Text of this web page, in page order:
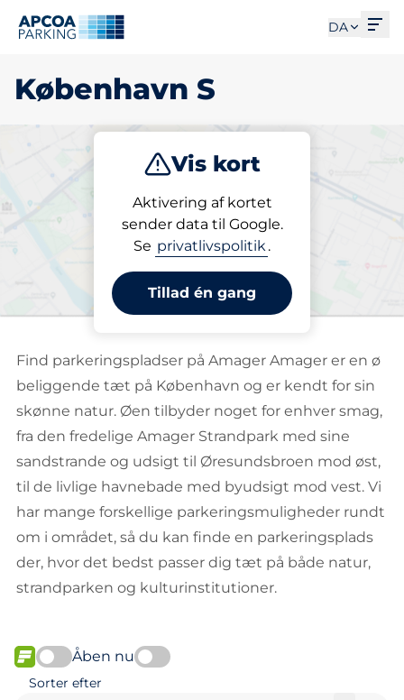
DA
København S
Vis kort
Aktivering af kortet
sender data til Google.
Se privatlivspolitik.
Tillad én gang
Parkering Opladning Abonnement
Vælg din ladeplads i
København S
Find parkeringspladser på Amager Amager er en ø
beliggende tæt på København og er kendt for sin
skønne natur. Øen tilbyder noget for enhver smag,
fra den fredelige Amager Strandpark med sine
sandstrande og udsigt til Øresundsbroen mod øst,
til de livlige havnebade med byudsigt mod vest. Vi
har mange forskellige parkeringsmuligheder rundt
om i området, så du kan finde en parkeringsplads
der, hvor det bedst passer dig tæt på både natur,
strandparken og kulturinstitutioner.
FLOW
Åben nu
Sorter efter